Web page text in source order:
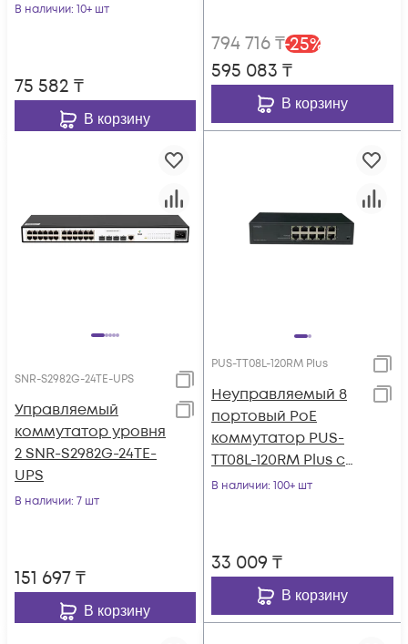
В наличии: 10+ шт
75 582 ₸
В корзину
для Hot Swap БП, не
входят в комплект
794 716₸-25%
595 083 ₸
В корзину
SNR-S2982G-24TE-UPS
Управляемый
коммутатор уровня
2 SNR-S2982G-24TE-
UPS
В наличии: 7 шт
151 697₸
В корзину
PUS-TT08L-120RM Plus
Неуправляемый 8
портовый PoE
коммутатор PUS-
TT08L-120RM Plus с
изоляцией портов и
В наличии: 100+ шт
33 009 ₸
В корзину